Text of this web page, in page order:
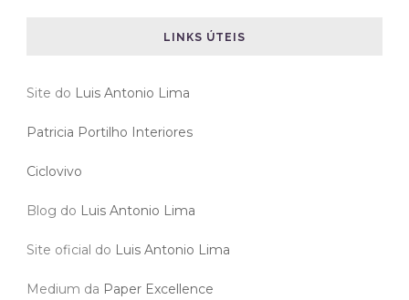
LINKS ÚTEIS
Site do Luis Antonio Lima
Patricia Portilho Interiores
Ciclovivo
Blog do Luis Antonio Lima
Site oficial do Luis Antonio Lima
Medium da Paper Excellence